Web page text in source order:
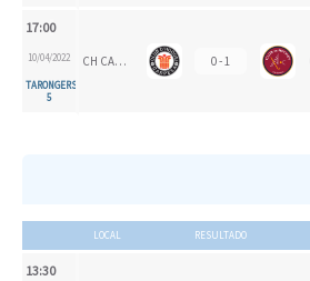
17:00
10/04/2022
TARONGERS
5
CH CARPESA 0 - 1
LOCAL RESULTADO
13:30